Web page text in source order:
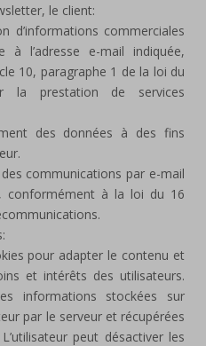
le client:
d’informations commerciales
à l’adresse e-mail indiquée,
10, paragraphe 1 de la loi du
la prestation de services
des données à des fins
communications par e-mail
conformément à la loi du 16
pour adapter le contenu et
et intérêts des utilisateurs.
informations stockées sur
par le serveur et récupérées
peut désactiver les